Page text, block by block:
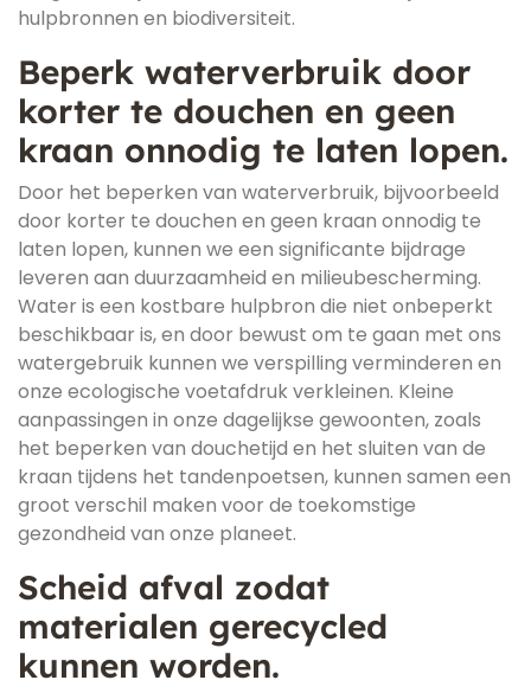
hulpbronnen en biodiversiteit.
Beperk waterverbruik door
korter te douchen en geen
kraan onnodig te laten lopen.
Door het beperken van waterverbruik, bijvoorbeeld
door korter te douchen en geen kraan onnodig te
laten lopen, kunnen we een significante bijdrage
leveren aan duurzaamheid en milieubescherming.
Water is een kostbare hulpbron die niet onbeperkt
beschikbaar is, en door bewust om te gaan met ons
watergebruik kunnen we verspilling verminderen en
onze ecologische voetafdruk verkleinen. Kleine
aanpassingen in onze dagelijkse gewoonten, zoals
het beperken van douchetijd en het sluiten van de
kraan tijdens het tandenpoetsen, kunnen samen een
groot verschil maken voor de toekomstige
gezondheid van onze planeet.
Scheid afval zodat
materialen gerecycled
kunnen worden.